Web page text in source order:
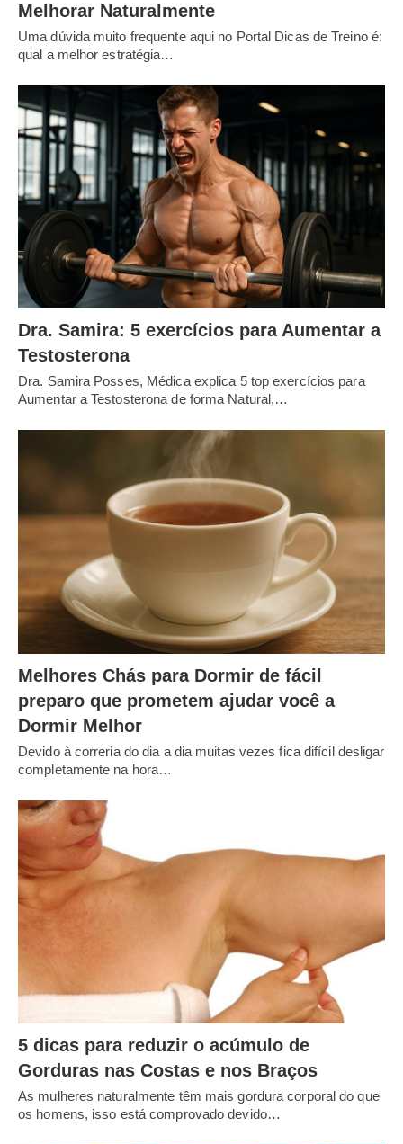
Melhorar Naturalmente
Uma dúvida muito frequente aqui no Portal Dicas de Treino é:
qual a melhor estratégia…
Dra. Samira: 5 exercícios para Aumentar a
Testosterona
Dra. Samira Posses, Médica explica 5 top exercícios para
Aumentar a Testosterona de forma Natural,…
Melhores Chás para Dormir de fácil
preparo que prometem ajudar você a
Dormir Melhor
Devido à correria do dia a dia muitas vezes fica difícil desligar
completamente na hora…
5 dicas para reduzir o acúmulo de
Gorduras nas Costas e nos Braços
As mulheres naturalmente têm mais gordura corporal do que
os homens, isso está comprovado devido…